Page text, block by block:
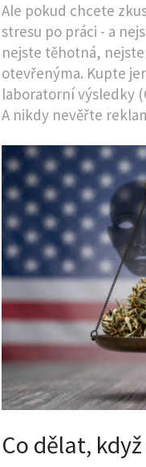
Ale pokud chcete
stresu po práci - a
nejste těhotná,
otevřenýma. Kupte
laboratorní výsledky
A nikdy nevěřte
Co dělat,